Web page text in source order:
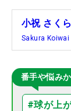
小祝 さくら
Sakura Koiwai
番手や悩み
#球が上